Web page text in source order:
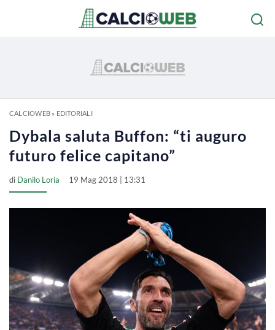
CALCIOWEB» EDITORIALI
Dybala saluta Buffon: “ti auguro
futuro felice capitano”
di Danilo Loria 19 Mag 2018 | 13:31